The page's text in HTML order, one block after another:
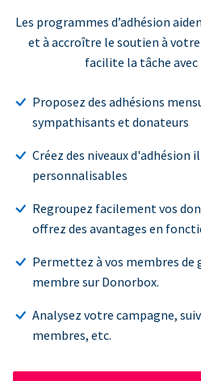
Les programmes d’adhésion
et à accroître le soutien à
facilite la tâche avec
Proposez des adhésions
sympathisants et donateurs
Créez des niveaux
personnalisables
Regroupez facilement vos
offrez des avantages en
Permettez à vos membres de
membre sur Donorbox.
Analysez votre campagne,
membres, etc.